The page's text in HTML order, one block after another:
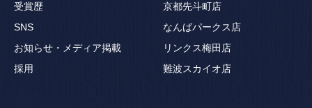
受賞歴
SNS
お知らせ・メディア掲載
採用
京都先斗町店
なんばパークス店
リンクス梅田店
難波スカイオ店